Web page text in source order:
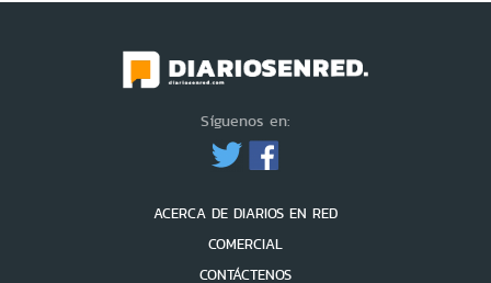
Síguenos en:
ACERCA DE DIARIOS EN RED
COMERCIAL
CONTÁCTENOS